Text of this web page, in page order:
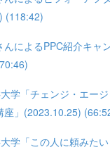
(118:42)
んによるPPC紹介キャ
学「チェンジ・エー
座」(2023.10.25)
学「この人に頼みた